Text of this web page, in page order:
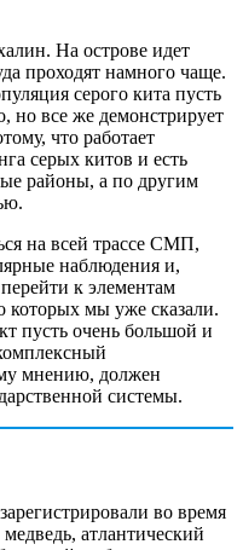
На острове идет
проходят намного чаще.
серого кита пусть
но все же демонстрирует
что работает
серых китов и есть
районы, а по другим
на всей трассе СМП,
наблюдения и,
к элементам
которых мы уже сказали.
пусть очень большой и
мнению, должен
системы.
во время
атлантический